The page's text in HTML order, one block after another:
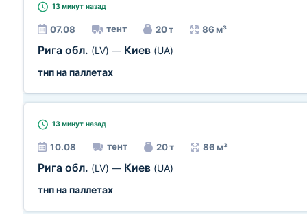
13 минут назад
07.08 тент 20 т 86 м³
Рига обл. (LV) — Киев (UA)
тнп на паллетах
13 минут назад
10.08 тент 20 т 86 м³
Рига обл. (LV) — Киев (UA)
тнп на паллетах